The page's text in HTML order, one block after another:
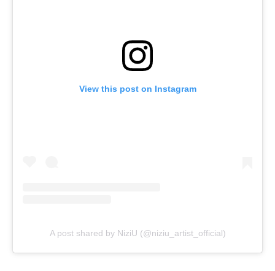
View this post on Instagram
A post shared by NiziU (@niziu_artist_official)